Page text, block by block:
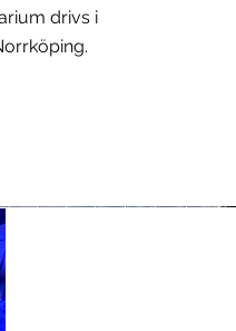
drivs i